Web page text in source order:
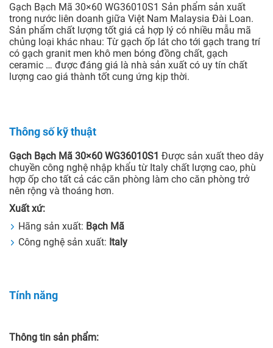
Gạch Bạch Mã 30×60 WG36010S1 Sản phẩm sản xuất
trong nước liên doanh giữa Việt Nam Malaysia Đài Loan.
Sản phẩm chất lượng tốt giá cả hợp lý có nhiều mẫu mã
chủng loại khác nhau: Từ gạch ốp lát cho tới gạch trang trí
có gạch granit men khô men bóng đồng chất, gạch
ceramic … được đáng giá là nhà sản xuất có uy tín chất
lượng cao giá thành tốt cung ứng kịp thời.
Thông số kỹ thuật
Gạch Bạch Mã 30×60 WG36010S1 Được sản xuất theo dây
chuyền công nghệ nhập khẩu từ Italy chất lượng cao, phù
hợp ốp cho tất cả các căn phòng làm cho căn phòng trở
nên rộng và thoáng hơn.
Xuất xứ:
Hãng sản xuất: Bạch Mã
Công nghệ sản xuất: Italy
Tính năng
Thông tin sản phẩm: